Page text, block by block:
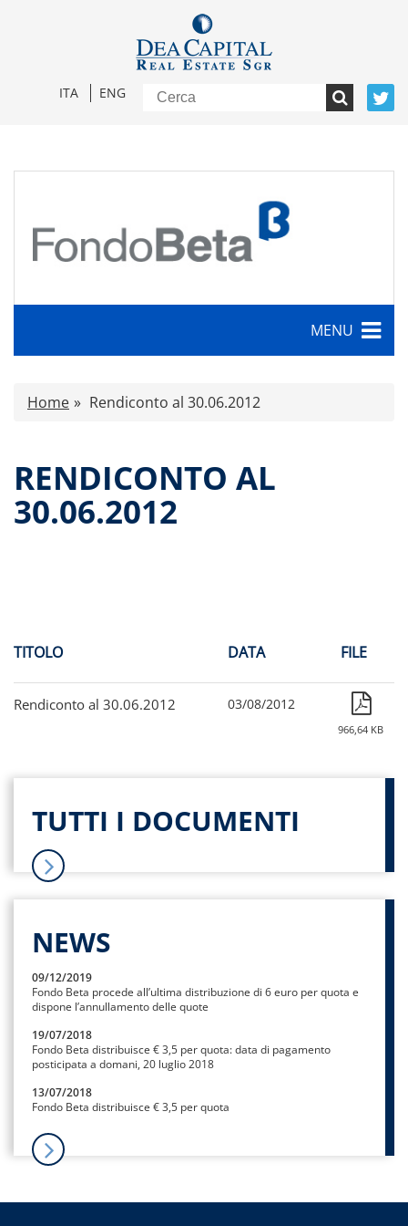
ITA ENG
MENU
Caratteristiche
Proventi distribuiti
Documenti di offerta
Archivio documenti
Home Rendiconto al 30.06.2012
RENDICONTO AL
30.06.2012
TITOLO DATA FILE
Rendiconto al 30.06.2012 03/08/2012
966,64 KB
TUTTI I DOCUMENTI
NEWS
09/12/2019
Fondo Beta procede all’ultima distribuzione di 6 euro per quota e
dispone l’annullamento delle quote
19/07/2018
Fondo Beta distribuisce € 3,5 per quota: data di pagamento
posticipata a domani, 20 luglio 2018
13/07/2018
Fondo Beta distribuisce € 3,5 per quota